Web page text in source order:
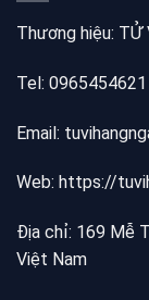
Thương hiệu: TỬ
Tel: 0965454621
Email:
Web: https://
Địa chỉ: 169 Mễ
Việt Nam